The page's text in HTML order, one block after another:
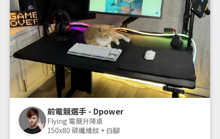
前電競選手 - Dpower
Flying 電競升降桌
150x80 碳纖維紋 + 白腳